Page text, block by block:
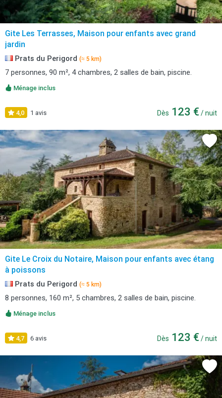
Gite Les Terrasses, Maison pour enfants avec grand
jardin
Prats du Perigord (≈ 5 km)
7 personnes, 90 m², 4 chambres, 2 salles de bain, piscine.
Ménage inclus
4,0 1 avis Dès 123 € / nuit
Gite Le Croix du Notaire, Maison pour enfants avec étang
à poissons
Prats du Perigord (≈ 5 km)
8 personnes, 160 m², 5 chambres, 2 salles de bain, piscine.
Ménage inclus
4,7 6 avis Dès 123 € / nuit